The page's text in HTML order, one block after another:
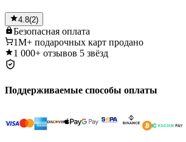
4.8(2)
Безопасная оплата
1M+ подарочных карт продано
1 000+ отзывов 5 звёзд
Поддерживаемые способы оплаты